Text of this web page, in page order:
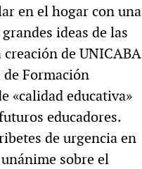
en el hogar con una
ideas de las
de UNICABA
Formación
«calidad educativa»
educadores.
de urgencia en
sobre el